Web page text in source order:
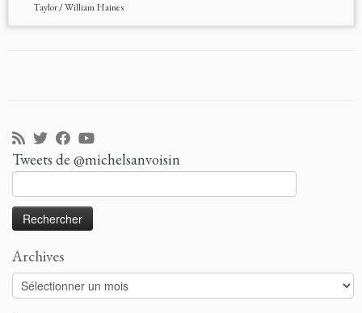
Taylor/William Haines
Tweets de @michelsanvoisin
Archives
Archives